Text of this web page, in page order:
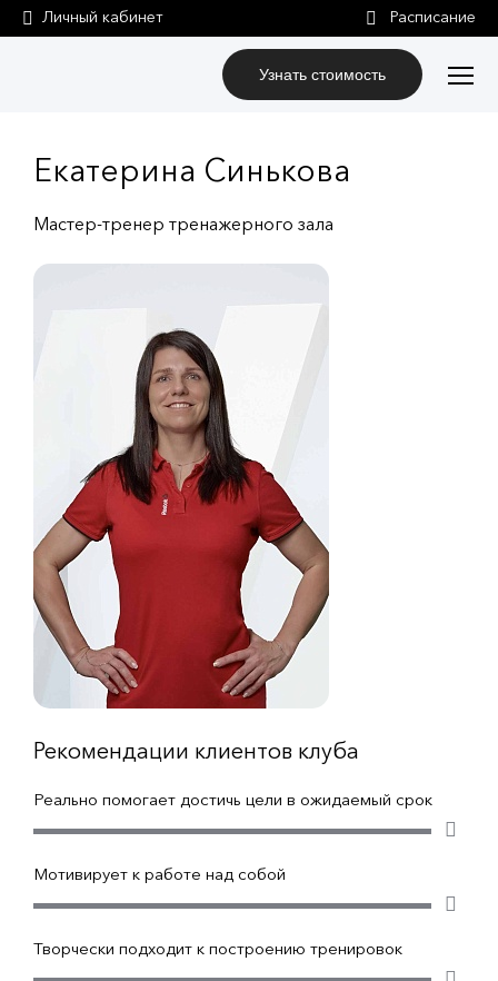
Личный кабинет
Узнать стоимость
Екатерина Синькова
Мастер-тренер тренажерного зала
Рекомендации клиентов клуба
Реально помогает достичь цели в ожидаемый срок
Мотивирует к работе над собой
Творчески подходит к построению тренировок